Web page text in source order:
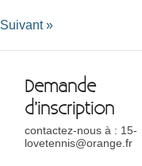
Suivant »
Demande
d’inscription
contactez-nous à : 15-
lovetennis@orange.fr